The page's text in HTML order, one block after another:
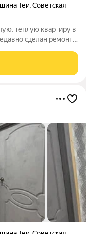
Тёи,Советская
теплую квартиру в
сделан ремонт :
обой,